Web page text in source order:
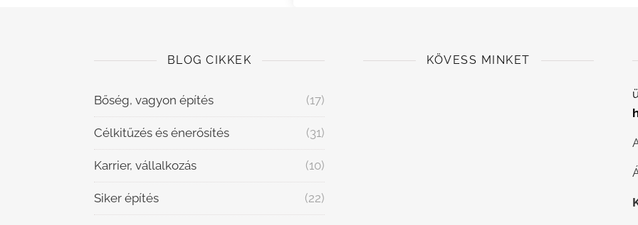
BLOG CIKKEK
Bőség, vagyon építés (17)
Célkitűzés és énerősítés (31)
Karrier, vállalkozás (10)
Siker építés (22)
KÖVESS MINKET